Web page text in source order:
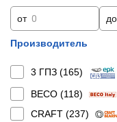
от до
Производитель
3 ГПЗ (165)
BECO (118)
CRAFT (237)